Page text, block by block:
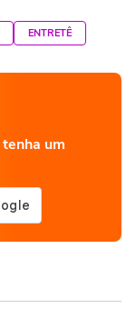
ENTRETÊ
um